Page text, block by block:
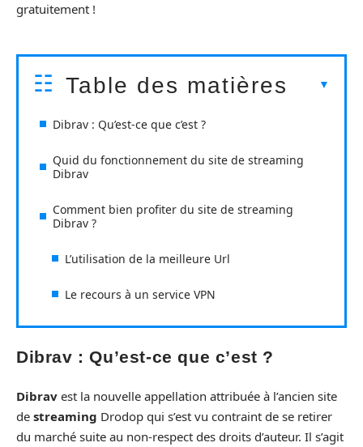
gratuitement !
Table des matières
Dibrav : Qu’est-ce que c’est ?
Quid du fonctionnement du site de streaming
Dibrav
Comment bien profiter du site de streaming
Dibrav ?
L’utilisation de la meilleure Url
Le recours à un service VPN
Dibrav : Qu’est-ce que c’est ?
Dibrav est la nouvelle appellation attribuée à l’ancien site
de streaming Drodop qui s’est vu contraint de se retirer
du marché suite au non-respect des droits d’auteur. Il s’agit